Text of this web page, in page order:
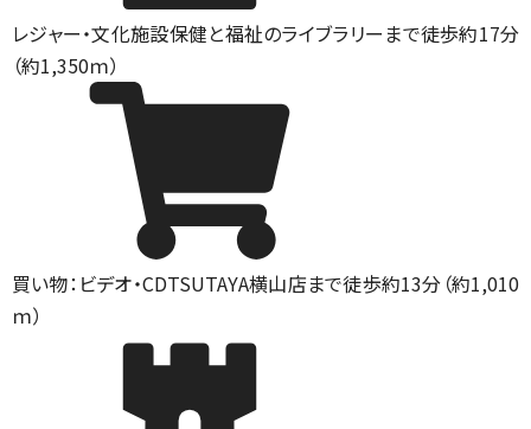
レジャー・文化施設保健と福祉のライブラリーまで徒歩約17分
（約1,350ｍ）
買い物：ビデオ・CDTSUTAYA横山店まで徒歩約13分（約1,010
ｍ）